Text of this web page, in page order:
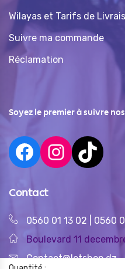
Wilayas et Tarifs de
Suivre ma commande
Réclamation
Soyez le premier à suivre
Contact
0560 01 13 02 0560
Boulevard 11
Contact@letshop.dz